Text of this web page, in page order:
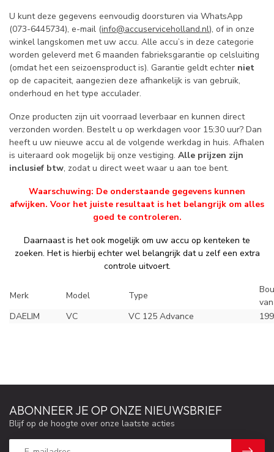
U kunt deze gegevens eenvoudig doorsturen via WhatsApp
(073-6445734), e-mail (info@accuserviceholland.nl), of in onze
winkel langskomen met uw accu. Alle accu’s in deze categorie
worden geleverd met 6 maanden fabrieksgarantie op celsluiting
(omdat het een seizoensproduct is). Garantie geldt echter niet
op de capaciteit, aangezien deze afhankelijk is van gebruik,
onderhoud en het type acculader.
Onze producten zijn uit voorraad leverbaar en kunnen direct
verzonden worden. Bestelt u op werkdagen voor 15:30 uur? Dan
heeft u uw nieuwe accu al de volgende werkdag in huis. Afhalen
is uiteraard ook mogelijk bij onze vestiging. Alle prijzen zijn
inclusief btw, zodat u direct weet waar u aan toe bent.
Waarschuwing: De onderstaande gegevens kunnen
afwijken. Voor het juiste resultaat is het belangrijk om alles
goed te controleren.
Daarnaast is het ook mogelijk om uw accu op kenteken te
zoeken. Het is hierbij echter wel belangrijk dat u zelf een extra
controle uitvoert.
Merk Model Type
DAELIM
VC VC 125 Advance
ABONNEER JE OP ONZE NIEUWSBRIEF
Blijf op de hoogte over onze laatste acties